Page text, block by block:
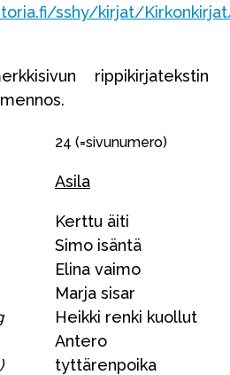
sshy/kirjat/
rippikirjatekstin
24 (=sivunumero)
Asila
Kerttu äiti
Simo isäntä
Elina vaimo
Marja sisar
Heikki renki kuollut
Antero
tyttärenpoika